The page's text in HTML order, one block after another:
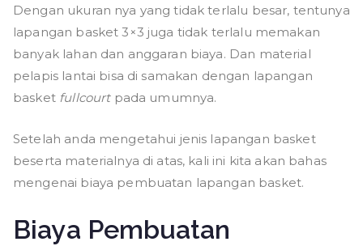
Dengan ukuran nya yang tidak terlalu besar, tentunya
lapangan basket 3×3 juga tidak terlalu memakan
banyak lahan dan anggaran biaya. Dan material
pelapis lantai bisa di samakan dengan lapangan
basket fullcourtpada umumnya.
Setelah anda mengetahui jenis lapangan basket
beserta materialnya di atas, kali ini kita akan bahas
mengenai biaya pembuatan lapangan basket.
Biaya Pembuatan